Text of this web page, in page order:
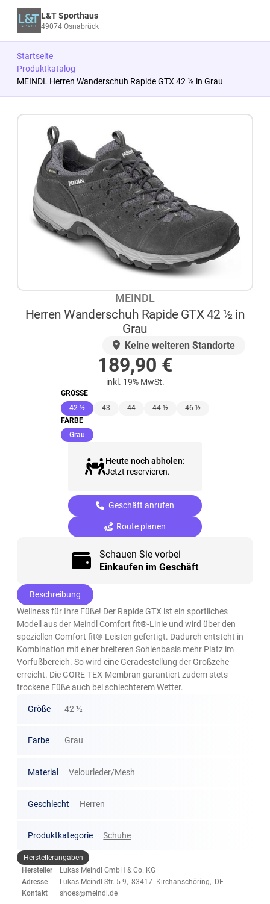
L&T Sporthaus
49074 Osnabrück
Startseite
Produktkatalog
MEINDL Herren Wanderschuh Rapide GTX 42 ½ in Grau
MEINDL
Herren Wanderschuh Rapide GTX 42 ½ in
Grau
Keine weiteren Standorte
189,90 €
inkl. 19% MwSt.
GRÖSSE
42 ½(ausgewählt)
43 44 44 ½
46 ½
FARBE
Grau(ausgewählt)
Heute noch abholen:
Jetzt reservieren.
Geschäft anrufen
Route planen
Schauen Sie vorbei
Einkaufen im Geschäft
Beschreibung
Wellness für Ihre Füße! Der Rapide GTX ist ein sportliches
Modell aus der Meindl Comfort fit®-Linie und wird über den
speziellen Comfort fit®-Leisten gefertigt. Dadurch entsteht in
Kombination mit einer breiteren Sohlenbasis mehr Platz im
Vorfußbereich. So wird eine Geradestellung der Großzehe
erreicht. Die GORE-TEX-Membran garantiert zudem stets
trockene Füße auch bei schlechterem Wetter.
Größe 42 ½
Farbe Grau
Material Velourleder/Mesh
Geschlecht Herren
Produktkategorie Schuhe
Herstellerangaben
Hersteller
Lukas Meindl GmbH & Co. KG
Adresse
Lukas Meindl Str. 5-9, 83417 Kirchanschöring, DE
Kontakt
shoes@meindl.de